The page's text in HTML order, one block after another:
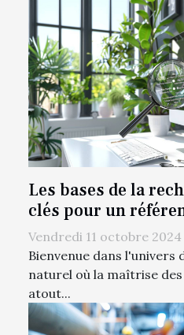
Les bases de la
clés pour un
Vendredi 11 octobre 2024
Bienvenue dans
naturel où la maîtrise
atout...